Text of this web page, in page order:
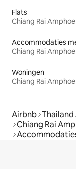
Flats
Chiang Rai
Chiang Rai
Woningen
Chiang Rai
Airbnb Thailand
Chiang Rai